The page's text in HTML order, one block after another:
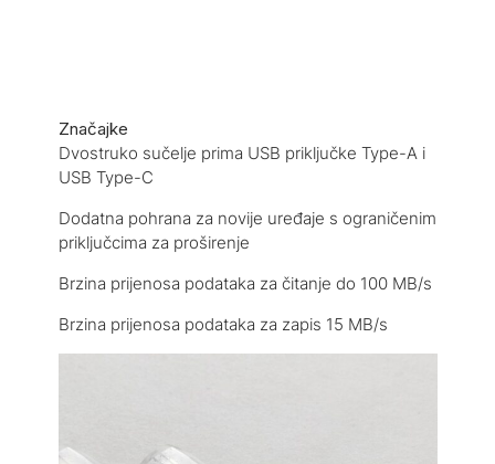
Značajke
Dvostruko sučelje prima USB priključke Type-A i
USB Type-C
Dodatna pohrana za novije uređaje s ograničenim
priključcima za proširenje
Brzina prijenosa podataka za čitanje do 100 MB/s
Brzina prijenosa podataka za zapis 15 MB/s